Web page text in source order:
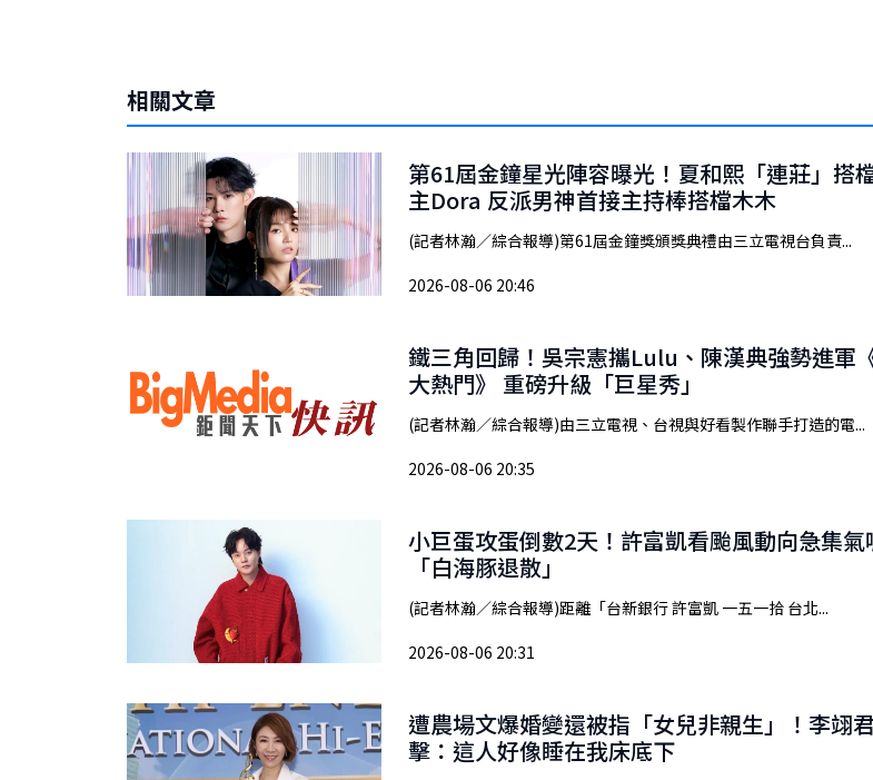
相關文章
第61屆金鐘星光陣容曝光！夏和熙「連莊」搭
主Dora 反派男神首接主持棒搭檔木木
(記者林瀚／綜合報導)第61屆金鐘獎頒獎典禮由三立電視台負責...
2026-08-06 20:46
鐵三角回歸！吳宗憲攜Lulu、陳漢典強勢進軍
大熱門》 重磅升級「巨星秀」
(記者林瀚／綜合報導)由三立電視、台視與好看製作聯手打造的電...
2026-08-06 20:35
小巨蛋攻蛋倒數2天！許富凱看颱風動向急集氣
「白海豚退散」
(記者林瀚／綜合報導)距離「台新銀行 許富凱 一五一拾 台北...
2026-08-06 20:31
遭農場文爆婚變還被指「女兒非親生」！李翊
擊：這人好像睡在我床底下